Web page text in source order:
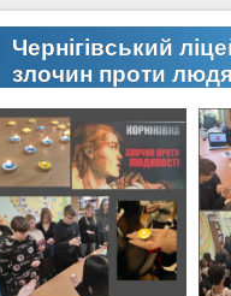
Чернігівський
злочин проти